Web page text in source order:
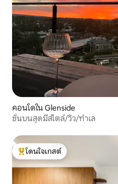
คอนโดใน Glenside
ชั้นบนสุดมีสไตล์/วิว/ทำเล
โดนใจเกสต์ที่สุด
โดนใจเกสต์